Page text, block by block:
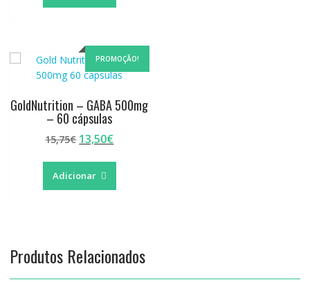
PROMOÇÃO!
GoldNutrition – GABA 500mg
– 60 cápsulas
15,75€ O
original
era:
13,50€O
Adicionar
Produtos Relacionados